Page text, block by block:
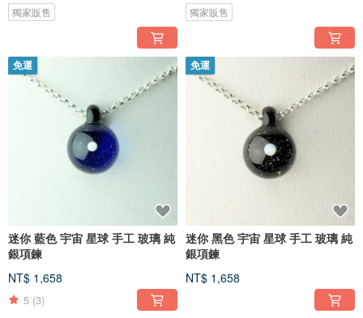
獨家販售 獨家販售
免運
迷你 藍色 宇宙 星球 手工 玻璃 純
銀項鍊
NT$ 1,658
5 (3)
免運
迷你 黑色 宇宙 星球 手工 玻璃 純
銀項鍊
NT$ 1,658